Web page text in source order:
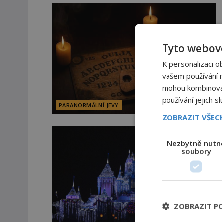
PARANORMÁLNÍ JEVY
Tyto
K personalizaci
vašem používání
mohou
používání jejich
ZOBRAZIT
Nezbytně
soubory
ZOBRAZIT